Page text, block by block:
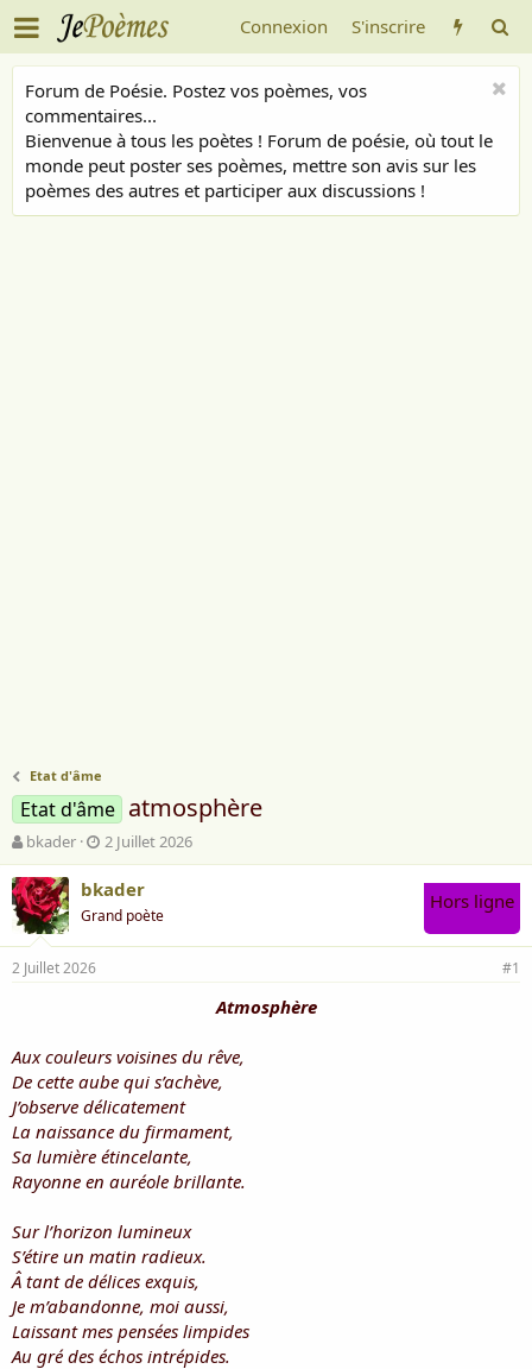
Connexion S'inscrire
Forum de Poésie. Postez vos poèmes, vos
commentaires...
Bienvenue à tous les poètes ! Forum de poésie, où tout le
monde peut poster ses poèmes, mettre son avis sur les
poèmes des autres et participer aux discussions !
Etat d'âme
Etat d'âme atmosphère
A
u
t
e
u
r
d
e
d
i
s
c
u
s
s
o
n
bkader
D
a
t
d
e
é
t
2 Juillet 2026
bkader
Grand poète
Hors ligne
2 Juillet 2026 #1
Atmosphère
Aux couleurs voisines du rêve,
De cette aube qui s’achève,
J’observe délicatement
La naissance du firmament,
Sa lumière étincelante,
Rayonne en auréole brillante.
Sur l’horizon lumineux
S’étire un matin radieux.
Â tant de délices exquis,
Je m’abandonne, moi aussi,
Laissant mes pensées limpides
Au gré des échos intrépides.